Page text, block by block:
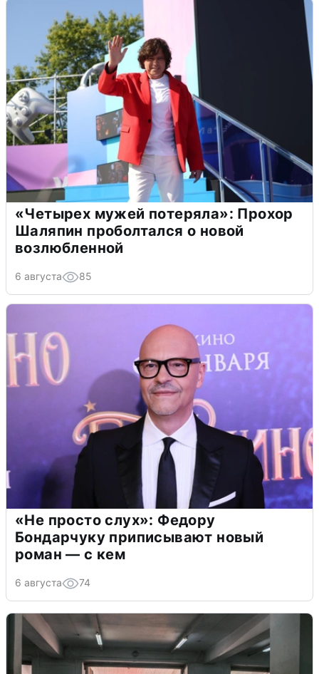
«Четырех мужей потеряла»: Прохор
Шаляпин проболтался о новой
возлюбленной
6 августа 85
«Не просто слух»: Федору
Бондарчуку приписывают новый
роман — с кем
6 августа 74